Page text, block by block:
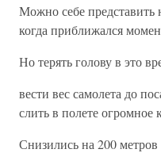
Можно себе представить
когда приближался
Но терять голову в это
вести вес самолета до
слить в полете огромное
Снизились на 200